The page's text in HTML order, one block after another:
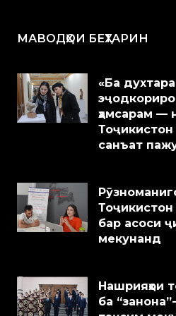
МАВОДҲОИ БЕҲТАРИН
«Ба
эҷодкориро
ҳамсарам —
санъат
бар асоси
мекунанд
Нашрияҳои
ба